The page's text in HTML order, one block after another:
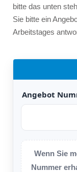
bitte das unten
Sie bitte ein
Arbeitstages
Angebot
Wenn Sie
Nummer